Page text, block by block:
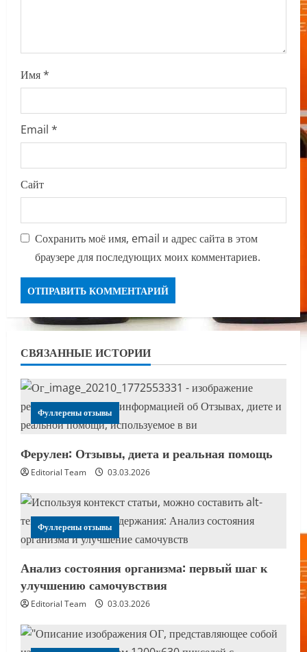
Имя*
Email *
Сайт
Сохранить моё имя, email и адрес сайта в этом
браузере для последующих моих комментариев.
СВЯЗАННЫЕ ИСТОРИИ
Фуллерены отзывы
Ферулен: Отзывы, диета и реальная помощь
Editorial Team 03.03.2026
Фуллерены отзывы
Анализ состояния организма: первый шаг к
улучшению самочувствия
Editorial Team 03.03.2026